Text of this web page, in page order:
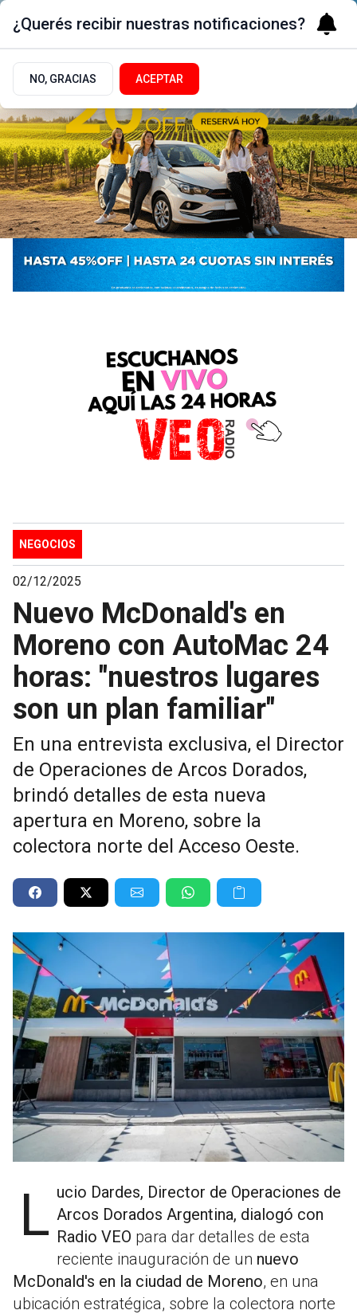
NEGOCIOS
02/12/2025
Nuevo McDonald's en
Moreno con AutoMac 24
horas: "nuestros lugares
son un plan familiar"
En una entrevista exclusiva, el Director
de Operaciones de Arcos Dorados,
brindó detalles de esta nueva
apertura en Moreno, sobre la
colectora norte del Acceso Oeste.
Lucio Dardes, Director de Operaciones de Arcos Dorados Argentina, dialogó con
Radio VEO para dar detalles de esta
reciente inauguración de un nuevo
McDonald's en la ciudad de Moreno, en una
ubicación estratégica, sobre la colectora norte
¿Querés recibir nuestras notificaciones?
NO, GRACIAS ACEPTAR